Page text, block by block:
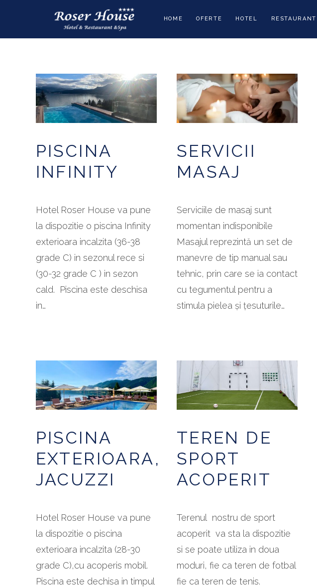
HOME OFERTE HOTEL RESTAURANT
PISCINA
INFINITY
Hotel Roser House va pune
la dispozitie o piscina Infinity
exterioara incalzita (36-38
grade C) in sezonul rece si
(30-32 grade C ) in sezon
cald. Piscina este deschisa
in…
SERVICII
MASAJ
Serviciile de masaj sunt
momentan indisponibile
Masajul reprezintă un set de
manevre de tip manual sau
tehnic, prin care se ia contact
cu tegumentul pentru a
stimula pielea și țesuturile…
PISCINA
EXTERIOARA,
JACUZZI
Hotel Roser House va pune
la dispozitie o piscina
exterioara incalzita (28-30
grade C),cu acoperis mobil.
Piscina este dechisa in timpul
TEREN DE
SPORT
ACOPERIT
Terenul nostru de sport
acoperit va sta la dispozitie
si se poate utiliza in doua
moduri, fie ca teren de fotbal
fie ca teren de tenis.